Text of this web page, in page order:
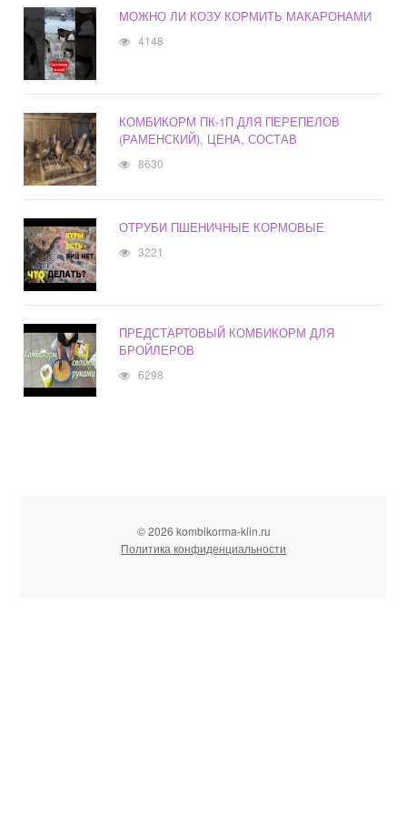
МОЖНО ЛИ КОЗУ КОРМИТЬ МАКАРОНАМИ
4148
КОМБИКОРМ ПК-1П ДЛЯ ПЕРЕПЕЛОВ
(РАМЕНСКИЙ), ЦЕНА, СОСТАВ
8630
ОТРУБИ ПШЕНИЧНЫЕ КОРМОВЫЕ
3221
ПРЕДСТАРТОВЫЙ КОМБИКОРМ ДЛЯ
БРОЙЛЕРОВ
6298
© 2026 kombikorma-klin.ru
Политика конфиденциальности